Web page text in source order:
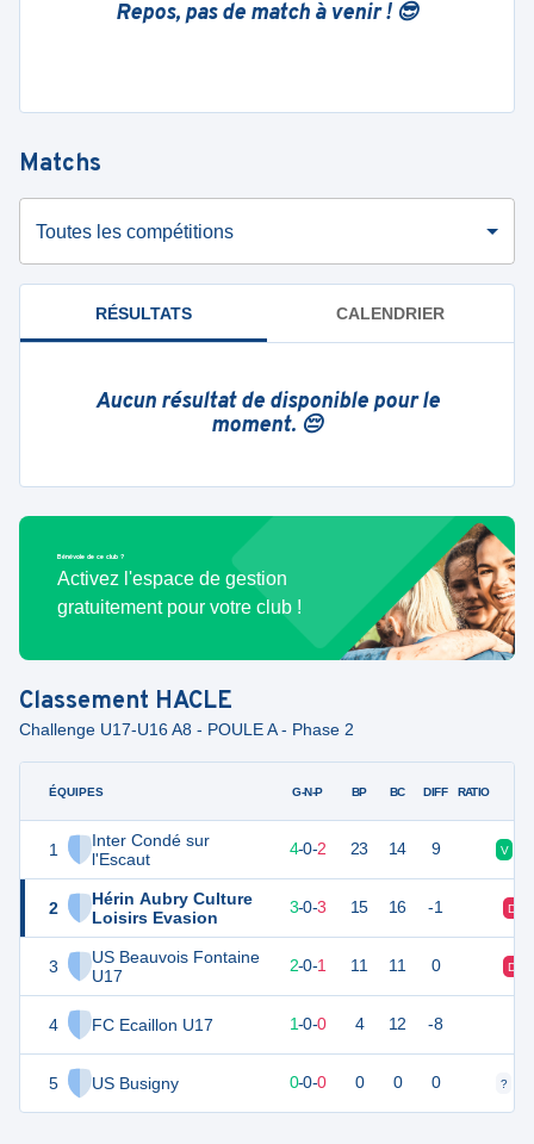
Repos, pas de match à venir ! 😎
Matchs
Toutes les compétitions
RÉSULTATS CALENDRIER
Aucun résultat de disponible pour le
moment. 😔
Bénévole de ce club ?
Activez l'espace de gestion
gratuitement pour votre club !
Classement HACLE
Challenge U17-U16 A8 - POULE A - Phase 2
ÉQUIPES
1
Inter Condé sur
l'Escaut
2
Hérin Aubry Culture
Loisirs Evasion
3
US Beauvois Fontaine
U17
4 FC Ecaillon U17
5 US Busigny
G-N-P BP BC DIFF RATIO
4-0-2 23 14 9 V
9 3-0-3 15 16 -1 D
5 4 2-0-1 11 11 0 D
1-0-0 4 12 -8
0-0-0 0 0 0 ?